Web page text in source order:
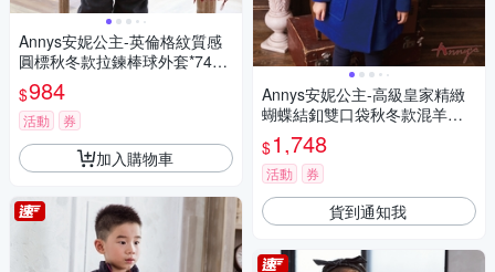
Annys安妮公主-英倫格紋質感
圓標秋冬款拉鍊棒球外套*7478
紅色
$984
活動 券
加入購物車
Annys安妮公主-高級皇家精緻
蝴蝶結釦雙口袋秋冬款混羊毛
大衣*6676藍色
$1,748
活動 券
貨到通知我